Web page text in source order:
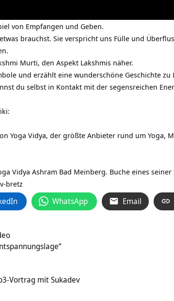
von Empfangen und Geben.
brauchst. Sie verspricht uns Fülle und
Murti, den Aspekt Lakshmis näher.
und erzählt eine wunderschöne Geschichte zu
du selbst in Kontakt mit der segensreichen
Yoga Vidya, der größte Anbieter rund um Yoga,
Vidya Ashram Bad Meinberg. Buche eines seiner
bretz
WhatsApp Email
Vortrag mit Sukadev